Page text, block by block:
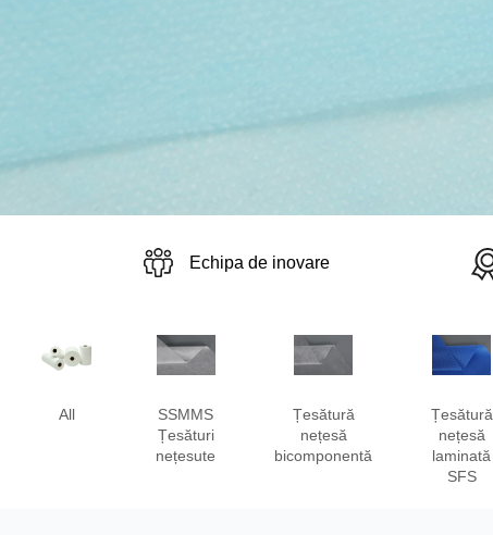
Echipa de inovare
All
SSMMS
Țesături
nețesute
Țesătură
nețesă
bicomponentă
Țesătură
nețesă
laminată
SFS